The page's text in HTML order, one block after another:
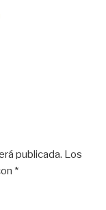
publicada. Los
*